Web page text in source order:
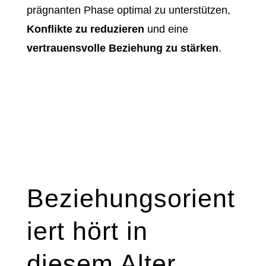
prägnanten Phase optimal zu unterstützen,
Konflikte zu reduzieren und eine
vertrauensvolle Beziehung zu stärken.
Beziehungsorient
iert hört in